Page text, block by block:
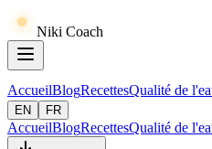
Niki Coach
AccueilBlogRecettesQualité de
EN
FR
AccueilBlogRecettesQualité de